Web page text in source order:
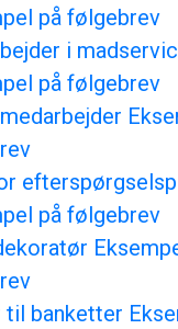
på følgebrev
i
på følgebrev
på følgebrev
til banketter